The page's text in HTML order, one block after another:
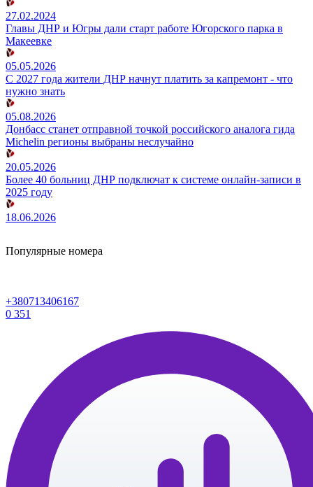
27.02.2024
Главы ДНР и Югры дали старт работе Югорского парка в
Макеевке
05.05.2026
С 2027 года жители ДНР начнут платить за капремонт - что
нужно знать
05.08.2026
Донбасс станет отправной точкой российского аналога гида
Michelin регионы выбраны неслучайно
20.05.2026
Более 40 больниц ДНР подключат к системе онлайн-записи в
2025 году
18.06.2026
Популярные номера
+380713406167
0 351